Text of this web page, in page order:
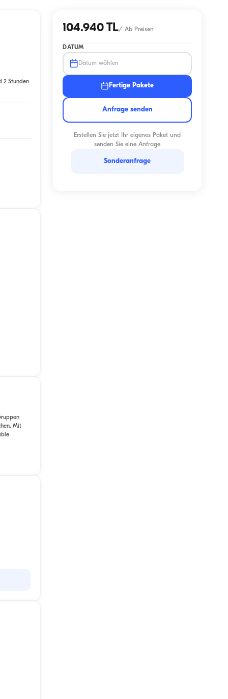
2 Stunden
Mit
104.940 TL/ Ab Preisen
DATUM
Datum wählen
Fertige Pakete
Anfrage senden
Erstellen Sie jetzt Ihr eigenes Paket und
senden Sie eine Anfrage
Sonderanfrage